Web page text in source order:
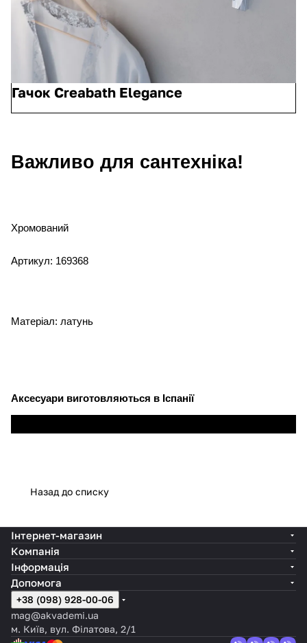
Гачок Creabath Elegance
Важливо для сантехніка!
Хромований
Артикул: 169368
Матеріал: латунь
Аксесуари виготовляються в Іспанії
Назад до списку
Інтернет-магазин
Компанія
Інформація
Допомога
+38 (098) 928-00-06
mag@akvademi.ua
м. Київ, вул. Філатова, 2/1